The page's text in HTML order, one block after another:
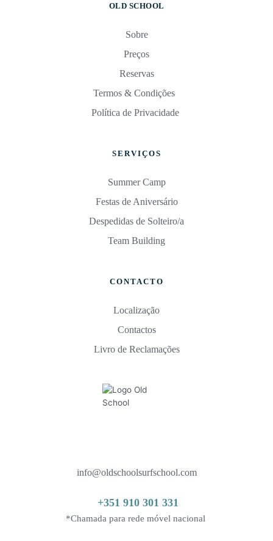
OLD SCHOOL
Sobre
Preços
Reservas
Termos & Condições
Política de Privacidade
SERVIÇOS
Summer Camp
Festas de Aniversário
Despedidas de Solteiro/a
Team Building
CONTACTO
Localização
Contactos
Livro de Reclamações
info@oldschoolsurfschool.com
+351 910 301 331
*Chamada para rede móvel nacional